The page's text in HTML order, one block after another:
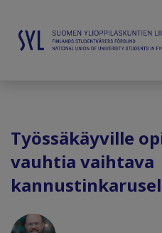
Työssäkäyville
vauhtia vaihtava